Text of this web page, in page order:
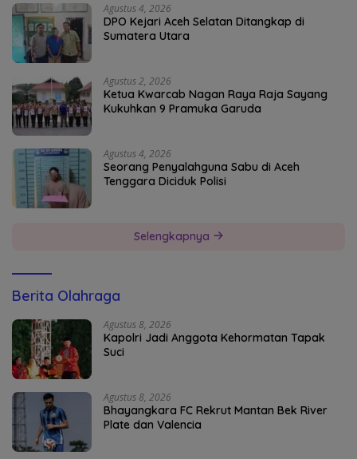
Agustus 4, 2026
DPO Kejari Aceh Selatan Ditangkap di
Sumatera Utara
Agustus 2, 2026
Ketua Kwarcab Nagan Raya Raja Sayang
Kukuhkan 9 Pramuka Garuda
Agustus 4, 2026
Seorang Penyalahguna Sabu di Aceh
Tenggara Diciduk Polisi
Selengkapnya
Berita Olahraga
Agustus 8, 2026
Kapolri Jadi Anggota Kehormatan Tapak
Suci
Agustus 8, 2026
Bhayangkara FC Rekrut Mantan Bek River
Plate dan Valencia